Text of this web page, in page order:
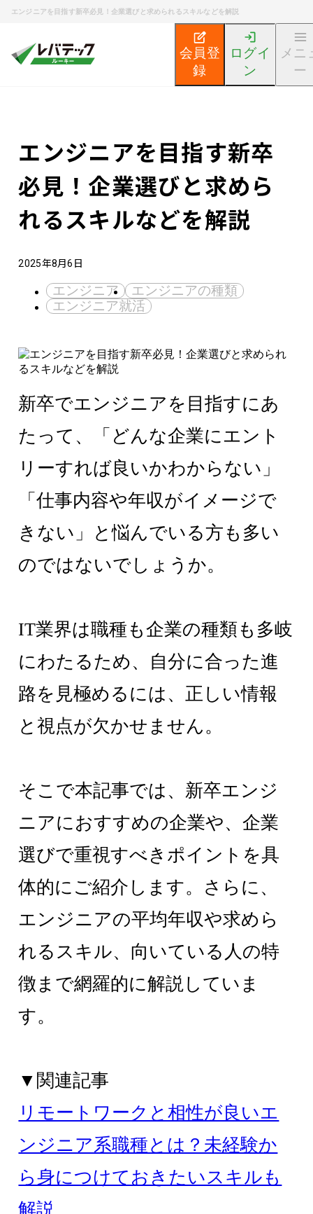
エンジニアを目指す新卒必見！企業選びと求められるスキルなどを解説
会員登
録
ログイ
ン
メニ
ー
エンジニア就活ノウハウ記事
エンジニアを目指す新卒
必見！企業選びと求めら
れるスキルなどを解説
2025年8月6日
エンジニア
エンジニアの種類
エンジニア就活
新卒でエンジニアを目指すにあ
たって、「どんな企業にエント
リーすれば良いかわからない」
「仕事内容や年収がイメージで
きない」と悩んでいる方も多い
のではないでしょうか。
IT業界は職種も企業の種類も多岐
にわたるため、自分に合った進
路を見極めるには、正しい情報
と視点が欠かせません。
そこで本記事では、新卒エンジ
ニアにおすすめの企業や、企業
選びで重視すべきポイントを具
体的にご紹介します。さらに、
エンジニアの平均年収や求めら
れるスキル、向いている人の特
徴まで網羅的に解説していま
す。
▼関連記事
リモートワークと相性が良いエ
ンジニア系職種とは？未経験か
ら身につけておきたいスキルも
解説